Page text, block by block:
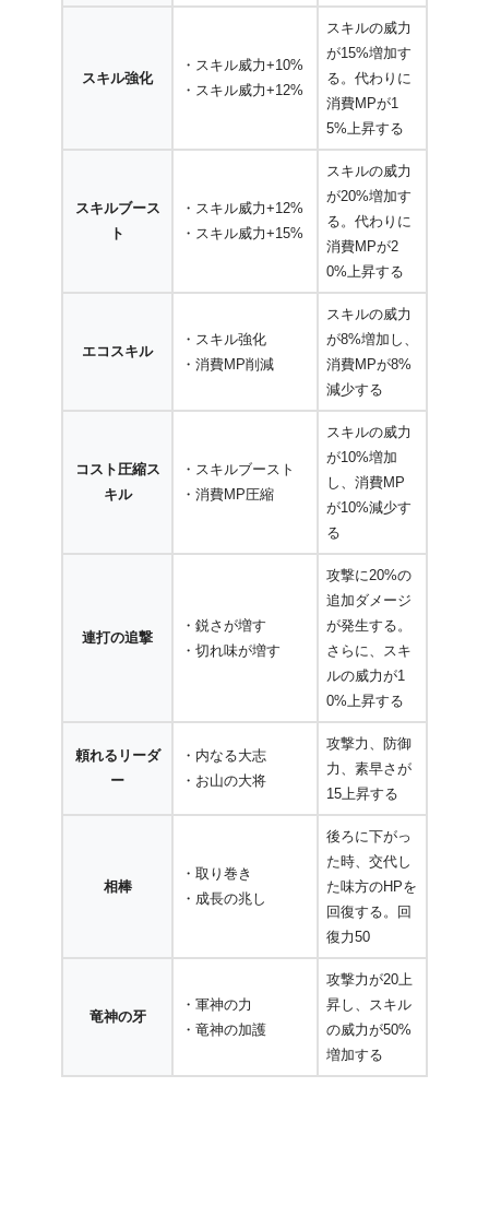
スキル強化
・スキル威力+10%
・スキル威力+12%
スキルの威力
が15%増加す
る。代わりに
消費MPが1
5%上昇する
スキルブース
ト
・スキル威力+12%
・スキル威力+15%
スキルの威力
が20%増加す
る。代わりに
消費MPが2
0%上昇する
エコスキル
・スキル強化
・消費MP削減
スキルの威力
が8%増加し、
消費MPが8%
減少する
コスト圧縮ス
キル
・スキルブースト
・消費MP圧縮
スキルの威力
が10%増加
し、消費MP
が10%減少す
る
連打の追撃
・鋭さが増す
・切れ味が増す
攻撃に20%の
追加ダメージ
が発生する。
さらに、スキ
ルの威力が1
0%上昇する
頼れるリーダ
ー
・内なる大志
・お山の大将
攻撃力、防御
力、素早さが
15上昇する
相棒
・取り巻き
・成長の兆し
後ろに下がっ
た時、交代し
た味方のHPを
回復する。回
復力50
竜神の牙
・軍神の力
・竜神の加護
攻撃力が20上
昇し、スキル
の威力が50%
増加する